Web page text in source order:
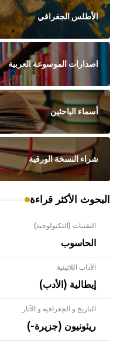
الأطلس الجغرافي
اصدارات الموسوعة العربية
أسماء الباحثين
شراء النسخة الورقية
البحوث الأكثر قراءة
التقنيات (التكنولوجية)
الحاسوب
الآداب اللاتينية
إيطالية (الأدب)
التاريخ و الجغرافية و الآثار
ريئونيون (جزيرة-)